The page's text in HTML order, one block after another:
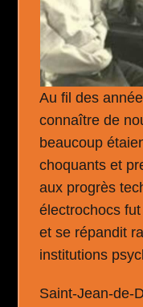
Au fil des
connaître de
beaucoup
choquants et
aux progrès
électrochocs
et se répandit
institutions
Saint-Jean-de-